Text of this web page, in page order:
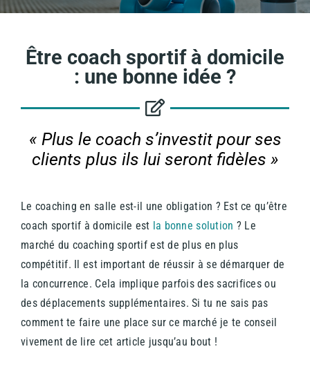
Être coach sportif à domicile
: une bonne idée ?
« Plus le coach s’investit pour ses
clients plus ils lui seront fidèles »
Le coaching en salle est-il une obligation ? Est ce qu’être
coach sportif à domicile est la bonne solution ? Le
marché du coaching sportif est de plus en plus
compétitif. Il est important de réussir à se démarquer de
la concurrence. Cela implique parfois des sacrifices ou
des déplacements supplémentaires. Si tu ne sais pas
comment te faire une place sur ce marché je te conseil
vivement de lire cet article jusqu’au bout !